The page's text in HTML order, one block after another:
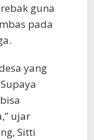
guna
pada
yang
ujar
Sitti